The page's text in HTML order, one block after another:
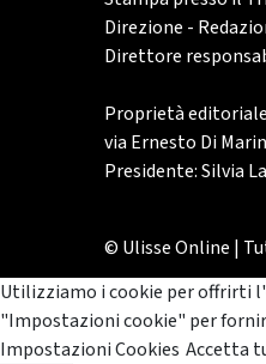
Direzione -
Direttore
Proprietà
via Ernesto Di
Presidente: Silvia
© Ulisse Online |
Utilizziamo i cookie per offrirti
"Impostazioni cookie" per
Impostazioni Cookies Accetta